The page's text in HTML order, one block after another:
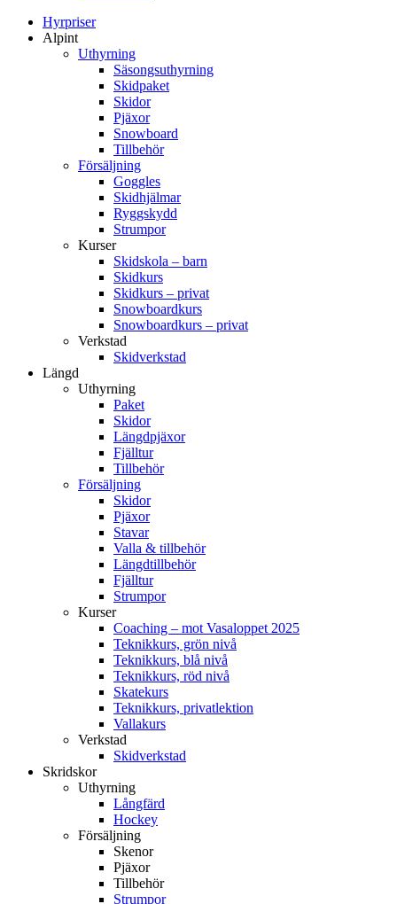
Hyrpriser
Alpint
Uthyrning
Säsongsuthyrning
Skidpaket
Skidor
Pjäxor
Snowboard
Tillbehör
Försäljning
Goggles
Skidhjälmar
Ryggskydd
Strumpor
Kurser
Skidskola – barn
Skidkurs
Skidkurs – privat
Snowboardkurs
Snowboardkurs – privat
Verkstad
Skidverkstad
Längd
Uthyrning
Paket
Skidor
Längdpjäxor
Fjälltur
Tillbehör
Försäljning
Skidor
Pjäxor
Stavar
Valla & tillbehör
Längdtillbehör
Fjälltur
Strumpor
Kurser
Coaching – mot Vasaloppet 2025
Teknikkurs, grön nivå
Teknikkurs, blå nivå
Teknikkurs, röd nivå
Skatekurs
Teknikkurs, privatlektion
Vallakurs
Verkstad
Skidverkstad
Skridskor
Uthyrning
Långfärd
Hockey
Försäljning
Skenor
Pjäxor
Tillbehör
Strumpor